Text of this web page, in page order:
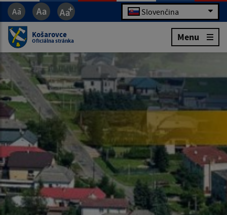
Slovenčina
Košarovce
Oficiálna stránka Menu